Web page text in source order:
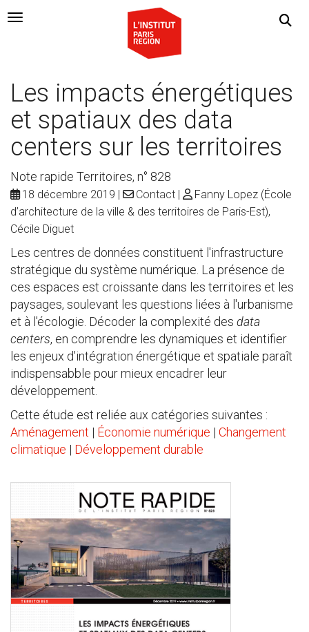
Navigation Toggle
Les impacts énergétiques
et spatiaux des data
centers sur les territoires
Note rapide Territoires, n° 828
18 décembre 2019 Contact
Fanny Lopez (École
d’architecture de la ville & des territoires de Paris-Est),
Cécile Diguet
Les centres de données constituent l'infrastructure
stratégique du système numérique. La présence de
ces espaces est croissante dans les territoires et les
paysages, soulevant les questions liées à l'urbanisme
et à l'écologie. Décoder la complexité des data
centers, en comprendre les dynamiques et identifier
les enjeux d'intégration énergétique et spatiale paraît
indispensabble pour mieux encadrer leur
développement.
Cette étude est reliée aux catégories suivantes :
Aménagement | Économie numérique | Changement
climatique | Développement durable